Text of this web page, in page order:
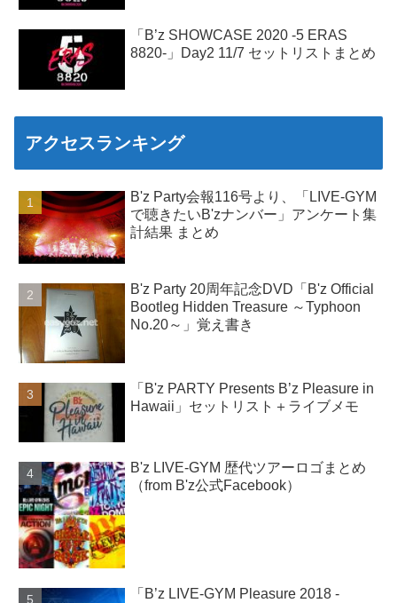
「B’z SHOWCASE 2020 -5 ERAS
8820-」Day2 11/7 セットリストまとめ
アクセスランキング
B'z Party会報116号より、「LIVE-GYM
で聴きたいB'zナンバー」アンケート集
計結果 まとめ
B'z Party 20周年記念DVD「B'z Official
Bootleg Hidden Treasure ～Typhoon
No.20～」覚え書き
「B'z PARTY Presents B’z Pleasure in
Hawaii」セットリスト＋ライブメモ
B'z LIVE-GYM 歴代ツアーロゴまとめ
（from B'z公式Facebook）
「B’z LIVE-GYM Pleasure 2018 -